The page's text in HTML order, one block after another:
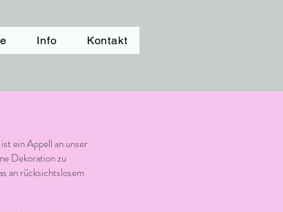
Info Kontakt
ein Appell an unser
Dekoration zu
an rücksichtslosem